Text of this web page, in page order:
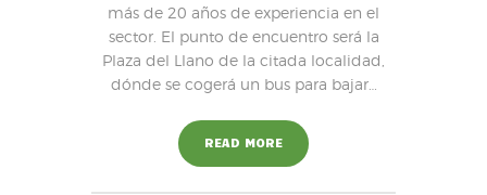
más de 20 años de experiencia en el
sector. El punto de encuentro será la
Plaza del Llano de la citada localidad,
dónde se cogerá un bus para bajar…
READ MORE